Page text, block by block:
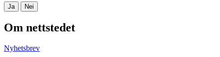
Ja Nei
Om nettstedet
Nyhetsbrev